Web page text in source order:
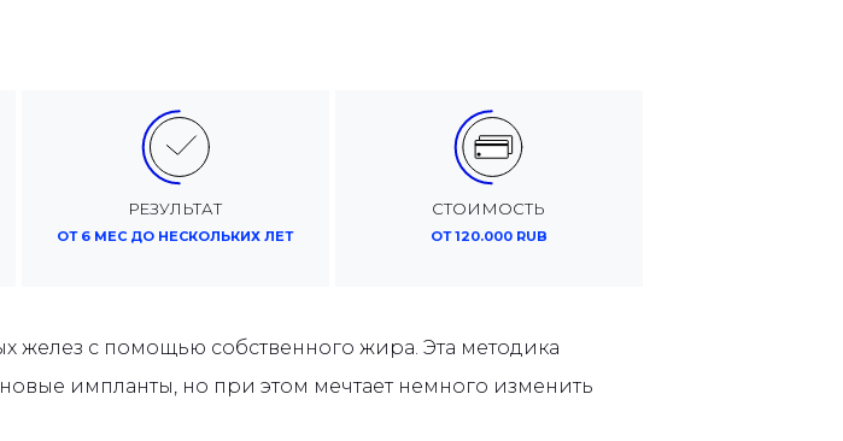
РЕЗУЛЬТАТ
ОТ 6 МЕС ДО НЕСКОЛЬКИХ ЛЕТ
СТОИМОСТЬ
ОТ 120.000 RUB
с помощью собственного жира. Эта методика
импланты, но при этом мечтает немного изменить